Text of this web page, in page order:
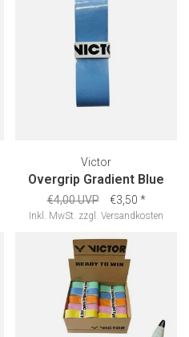
Victor
Overgrip Gradient Blue
€4,00 UVP €3,50 *
Inkl. MwSt. zzgl. Versandkosten